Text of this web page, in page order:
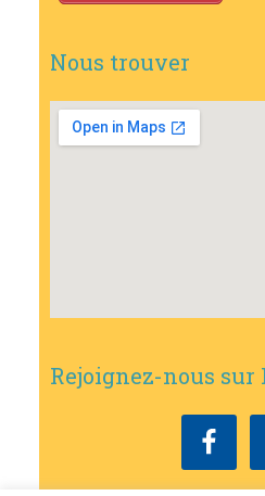
Nous trouver
Rejoignez-nous sur